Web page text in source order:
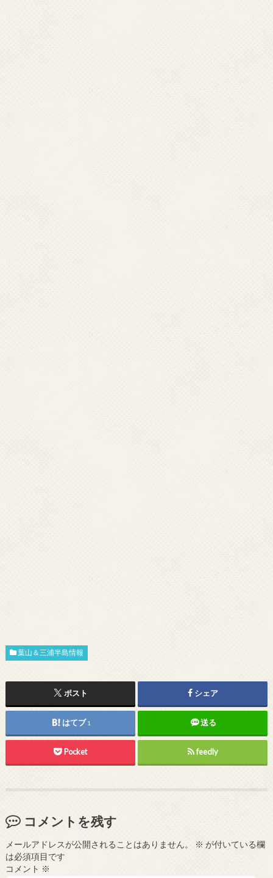
葉山＆三浦半島情報
ポスト シェア
はてブ 1 送る
Pocket feedly
コメントを残す
メールアドレスが公開されることはありません。 ※ が付いている欄
は必須項目です
コメント ※